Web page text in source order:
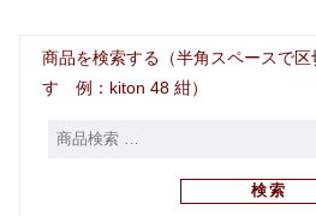
商品を検索する（半角スペースで区
す 例：kiton 48 紺）
検索